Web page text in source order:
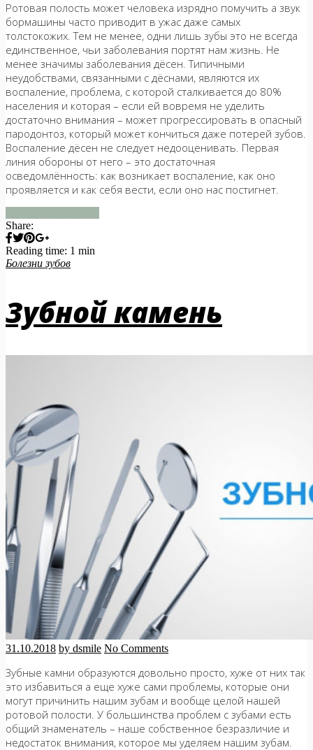
Ротовая полость может человека изрядно помучить а звук
бормашины часто приводит в ужас даже самых
толстокожих. Тем не менее, одни лишь зубы это не всегда
единственное, чьи заболевания портят нам жизнь. Не
менее значимы заболевания дёсен. Типичными
неудобствами, связанными с дёснами, являются их
воспаление, проблема, с которой сталкивается до 80%
населения и которая – если ей вовремя не уделить
достаточно внимания – может прогрессировать в опасный
пародонтоз, который может кончиться даже потерей зубов.
Воспаление дёсен не следует недооценивать. Первая
линия обороны от него – это достаточная
осведомлённость: как возникает воспаление, как оно
проявляется и как себя вести, если оно нас постигнет.
Share:
Reading time: 1 min
Болезни зубов
Зубной камень
31.10.2018 by dsmile No Comments
Зубные камни образуются довольно просто, хуже от них так
это избавиться а еще хуже сами проблемы, которые они
могут причинить нашим зубам и вообще целой нашей
ротовой полости. У большинства проблем с зубами есть
общий знаменатель – наше собственное безразличие и
недостаток внимания, которое мы уделяем нашим зубам.